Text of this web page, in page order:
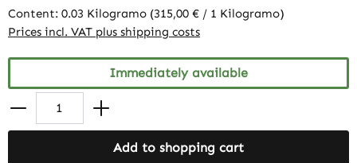
Content: 0.03 Kilogramo (315,00 € / 1 Kilogramo)
Prices incl. VAT plus shipping costs
Immediately available
Add to shopping cart